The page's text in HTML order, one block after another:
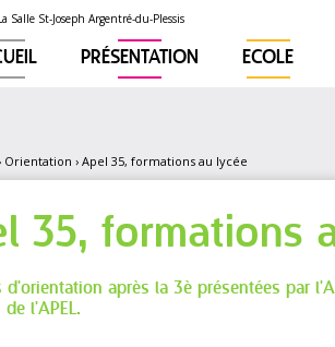
PRÉSENTATION ECOLE
Orientation › Apel 35, formations au lycée
35, formations
d'orientation après la 3è présentées par
l'APEL.